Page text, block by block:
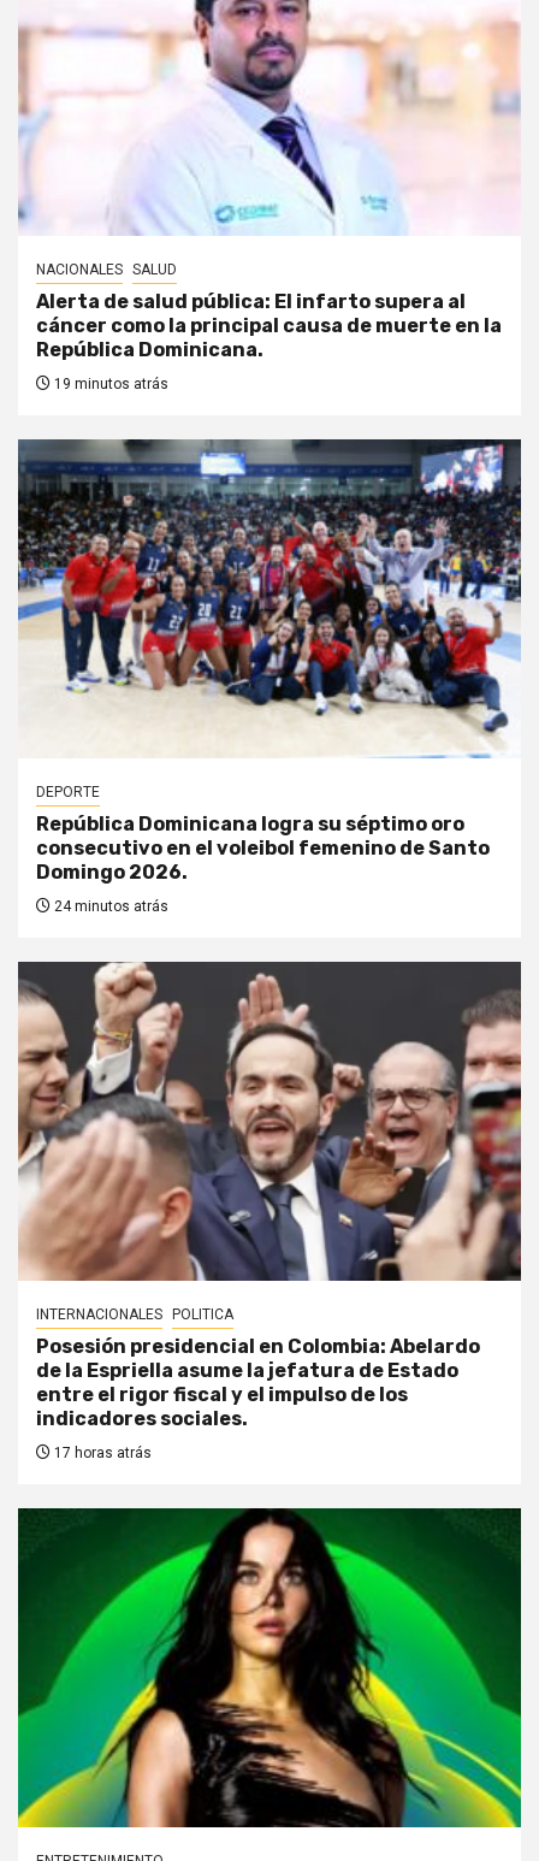
NACIONALES SALUD
Alerta de salud pública: El infarto supera al
cáncer como la principal causa de muerte en la
República Dominicana.
19 minutos atrás
DEPORTE
República Dominicana logra su séptimo oro
consecutivo en el voleibol femenino de Santo
Domingo 2026.
24 minutos atrás
INTERNACIONALES POLITICA
Posesión presidencial en Colombia: Abelardo
de la Espriella asume la jefatura de Estado
entre el rigor fiscal y el impulso de los
indicadores sociales.
17 horas atrás